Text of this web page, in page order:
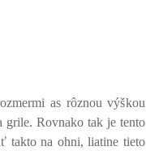
as rôznou výškou
grile. Rovnako tak je tento
takto na ohni, liatine tieto